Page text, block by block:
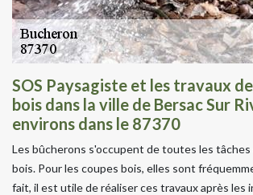
SOS Paysagiste et les travaux
bois dans la ville de Bersac Sur
environs dans le 87370
Les bûcherons s'occupent de toutes les
bois. Pour les coupes bois, elles sont
fait, il est utile de réaliser ces travaux après les